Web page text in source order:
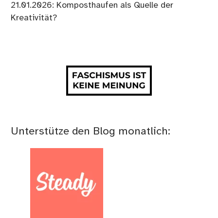
21.01.2026: Komposthaufen als Quelle der
Kreativität?
Unterstütze den Blog monatlich: